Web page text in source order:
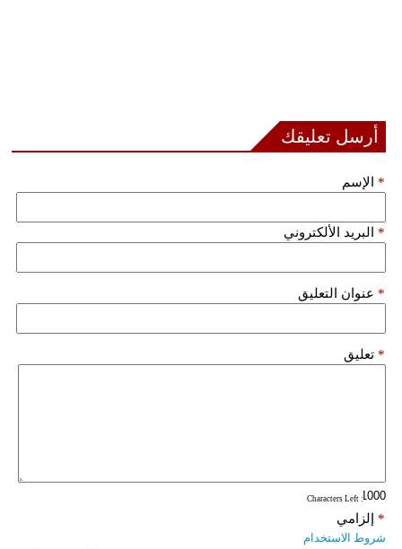
أرسل تعليقك
الإسم *
البريد الألكتروني *
عنوان التعليق *
تعليق *
: Characters Left
إلزامي *
شروط الاستخدام